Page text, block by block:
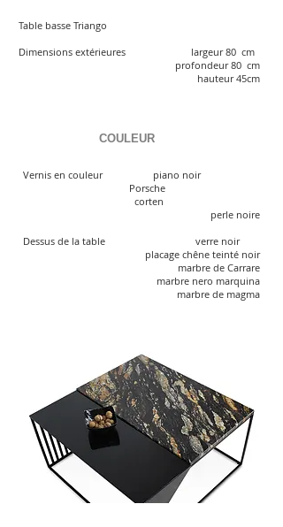
Table basse Triango
Dimensions extérieures
largeur 80 cm
profondeur 80 cm
hauteur 45cm
COULEUR
Vernis en couleur
piano noir
Porsche
corten
perle noire
Dessus de la table verre noir
placage chêne teinté noir
marbre de Carrare
marbre nero marquina
marbre de magma